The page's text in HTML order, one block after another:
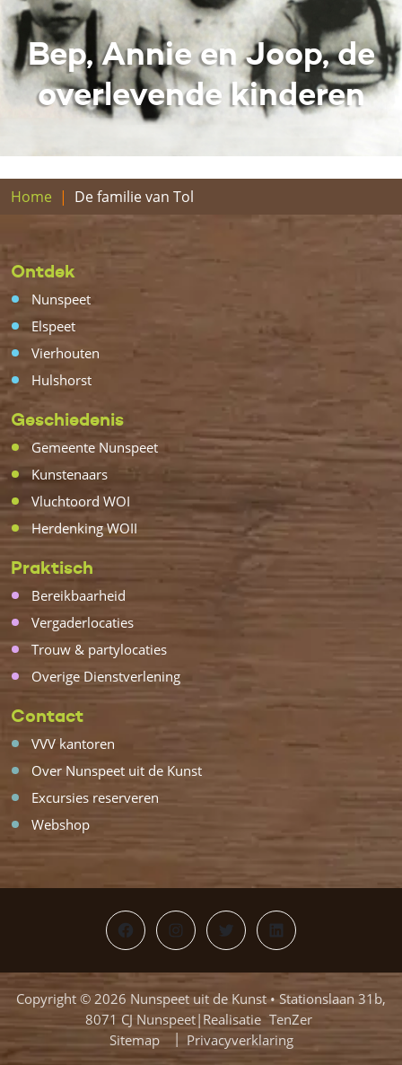
Bep, Annie en Joop, de
overlevende kinderen
Home De familie van Tol
Ontdek
Nunspeet
Elspeet
Vierhouten
Hulshorst
Geschiedenis
Gemeente Nunspeet
Kunstenaars
Vluchtoord WOI
Herdenking WOII
Praktisch
Bereikbaarheid
Vergaderlocaties
Trouw & partylocaties
Overige Dienstverlening
Contact
VVV kantoren
Over Nunspeet uit de Kunst
Excursies reserveren
Webshop
FacebookInstagram
TwitterLinkedIn
Copyright © 2026 Nunspeet uit de Kunst • Stationslaan 31b,
8071 CJ Nunspeet|Realisatie TenZer
Sitemap
Privacyverklaring